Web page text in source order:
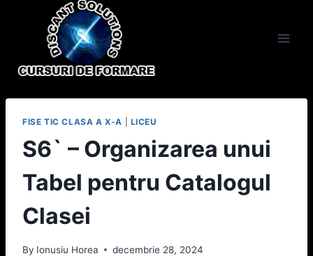
FISE TIC CLASA A X-A LICEU
S6` – Organizarea unui
Tabel pentru Catalogul
Clasei
By Ionusiu Horea decembrie 28, 2024